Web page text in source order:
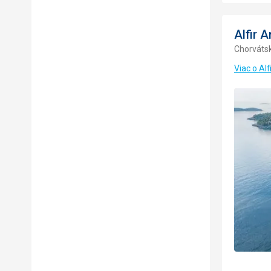
Alfir
Viac o